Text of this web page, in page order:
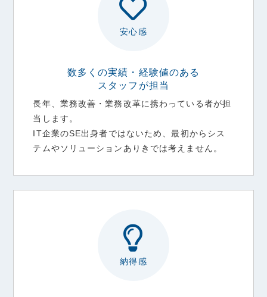
安心感
数多くの実績・経験値のある
スタッフが担当
長年、業務改善・業務改革に携わっている者が担
当します。
IT企業のSE出身者ではないため、最初からシス
テムやソリューションありきでは考えません。
納得感